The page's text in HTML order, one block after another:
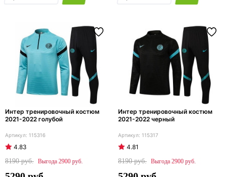
Интер тренировочный костюм
2021-2022 голубой
115316
4.83
8190
2900
Интер тренировочный костюм
2021-2022 черный
115317
4.81
8190
2900